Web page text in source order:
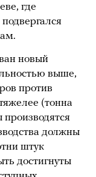
где
новый
выше,
против
(тонна
должны
штук
достигнуты